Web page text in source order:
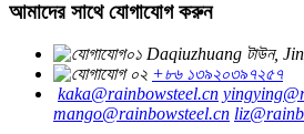
আমাদের সাথে যোগাযোগ করুন
Daqiuzhuang টাউন,
+৮৬ ১৩৯২০৩৯৭২৫৭
kaka@rainbowsteel.cn
mango@rainbowsteel.cn